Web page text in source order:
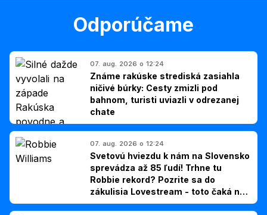
Odporúčame
07. aug. 2026 o 12:24
Známe rakúske strediská zasiahla
ničivé búrky: Cesty zmizli pod
bahnom, turisti uviazli v odrezanej
chate
07. aug. 2026 o 12:24
Svetovú hviezdu k nám na Slovensko
sprevádza až 85 ľudí! Trhne tu
Robbie rekord? Pozrite sa do
zákulisia Lovestream - toto čaká na
Bebe Rexhu, Williamsa a Guettu